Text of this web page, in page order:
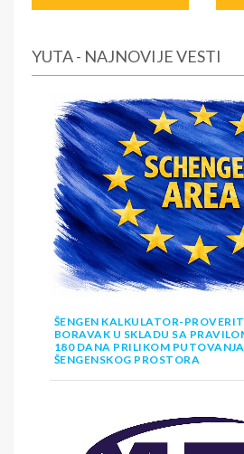
YUTA - NAJNOVIJE VESTI
ŠENGEN KALKULATOR-
BORAVAK U SKLADU SA
180 DANA PRILIKOM
ŠENGENSKOG PROSTORA